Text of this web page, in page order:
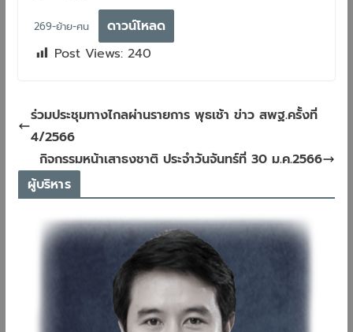
269-ย้าย-ศน
ดาวน์โหลด
Post Views: 240
ร่วมประชุมทางไกลผ่านรายการ​ พุธเช้า​ ข่าว​ สพฐ.ครั้งที่​
4/2566
กิจกรรมหน้าเสาธงชาติ​ ประจำวันจันทร์ที่​ 30​ ม.ค.2566
ผู้บริหาร